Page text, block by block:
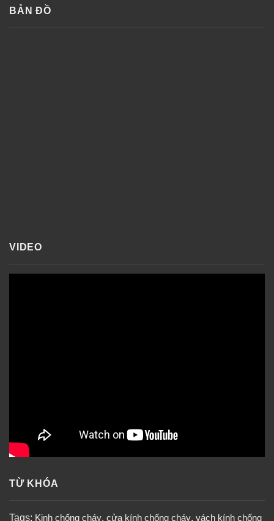
BẢN ĐỒ
VIDEO
TỪ KHÓA
Tags: Kinh chống cháy, cửa kính chống cháy, vách kính chống